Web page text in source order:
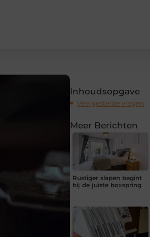
Inhoudsopgave
Veelgestelde vragen
Meer Berichten
Rustiger slapen begint
bij de juiste boxspring